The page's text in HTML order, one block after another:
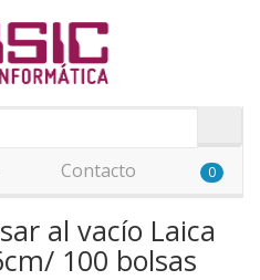
Contacto 0
al vacío Laica
100 bolsas